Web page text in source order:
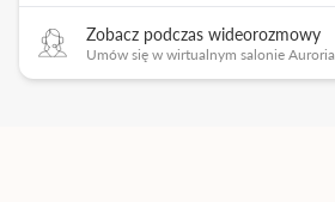
Zobacz podczas wideorozmowy
Umów się w wirtualnym salonie Auroria